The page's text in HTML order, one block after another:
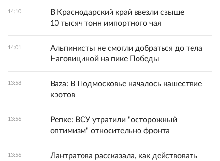
14:10
В Краснодарский край ввезли свыше
10 тысяч тонн импортного чая
14:01
Альпинисты не смогли добраться до тела
Наговициной на пике Победы
13:58
Baza: В Подмосковье началось нашествие
кротов
13:56
Репке: ВСУ утратили "осторожный
оптимизм" относительно фронта
13:56
Лантратова рассказала, как действовать